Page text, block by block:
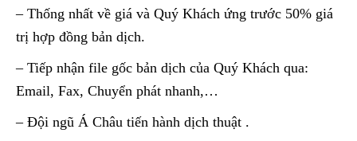
– Thống nhất về giá và Quý Khách ứng trước 50% giá
trị hợp đồng bản dịch.
– Tiếp nhận file gốc bản dịch của Quý Khách qua:
Email, Fax, Chuyển phát nhanh,…
– Đội ngũ Á Châu tiến hành dịch thuật .